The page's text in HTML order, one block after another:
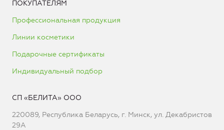
ПОКУПАТЕЛЯМ
Профессиональная продукция
Линии косметики
Подарочные сертификаты
Индивидуальный подбор
СП «БЕЛИТА» ООО
220089, Республика Беларусь, г. Минск, ул. Декабристов
29А